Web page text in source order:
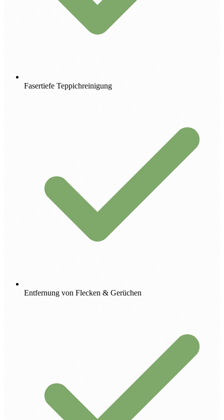
Fasertiefe Teppichreinigung
Entfernung von Flecken & Gerüchen